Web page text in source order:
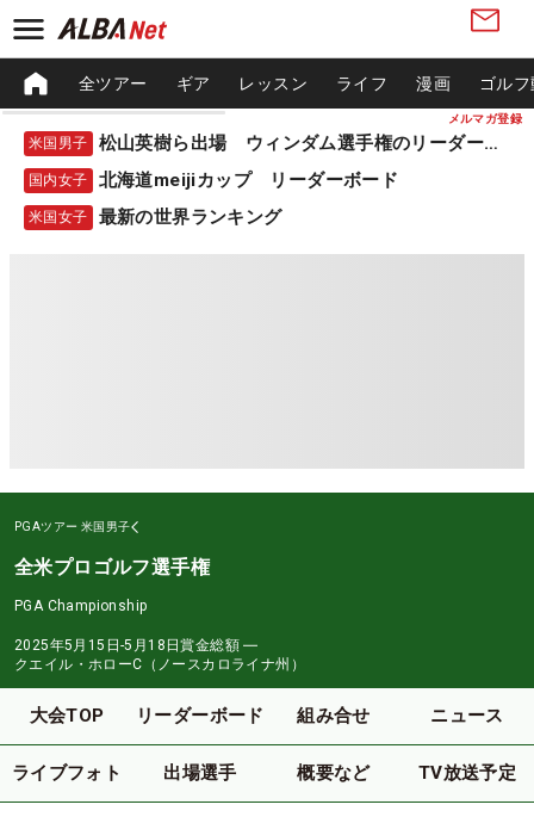
メルマガ登録
全ツアー ギア レッスン ライフ 漫画 ゴル
米国男子 松山英樹ら出場 ウィンダム選手権のリーダーボード
国内女子 北海道meijiカップ リーダーボード
米国女子 最新の世界ランキング
PGAツアー 米国男子
全米プロゴルフ選手権
PGA Championship
2025年5月15日-5月18日賞金総額 ―
クエイル・ホローC（ノースカロライナ州）
大会TOP リーダーボード 組み合せ ニュース
ライブフォト 出場選手 概要など TV放送予定